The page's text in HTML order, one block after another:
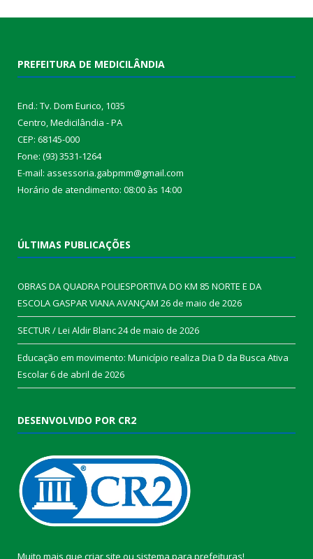
PREFEITURA DE MEDICILÂNDIA
End.: Tv. Dom Eurico, 1035
Centro, Medicilândia - PA
CEP: 68145-000
Fone: (93) 3531-1264
E-mail: assessoria.gabpmm@gmail.com
Horário de atendimento: 08:00 às 14:00
ÚLTIMAS PUBLICAÇÕES
OBRAS DA QUADRA POLIESPORTIVA DO KM 85 NORTE E DA
ESCOLA GASPAR VIANA AVANÇAM 26 de maio de 2026
SECTUR / Lei Aldir Blanc24 de maio de 2026
Educação em movimento: Município realiza Dia D da Busca Ativa
Escolar6 de abril de 2026
DESENVOLVIDO POR CR2
Muito mais que criar site ou sistema para prefeituras!